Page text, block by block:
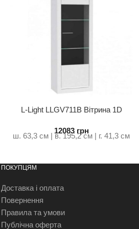
L-Light LLGV711B Вітрина 1D
12083 грн
ш. 63,3 см | в. 195,2 см | г. 41,3 см
ПОКУПЦЯМ
Доставка і оплата
Повернення
Правила та умови
Публічна оферта